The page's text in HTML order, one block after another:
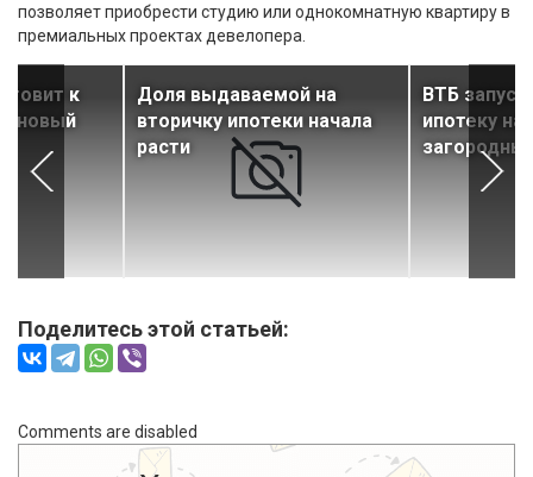
позволяет приобрести студию или однокомнатную квартиру в
премиальных проектах девелопера.
к
новый
Доля выдаваемой на
вторичку ипотеки начала
расти
ВТБ
ипотеку на
Поделитесь этой статьей:
Comments are disabled